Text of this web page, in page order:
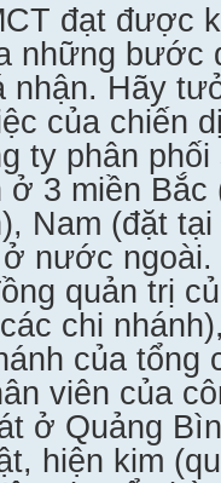
đạt được
những bước
nhận. Hãy
của chiến
ty phân
3 miền Bắc
Nam (đặt
nước
quản trị
chi
của tổng
viên của
ở Quảng
hiện kim